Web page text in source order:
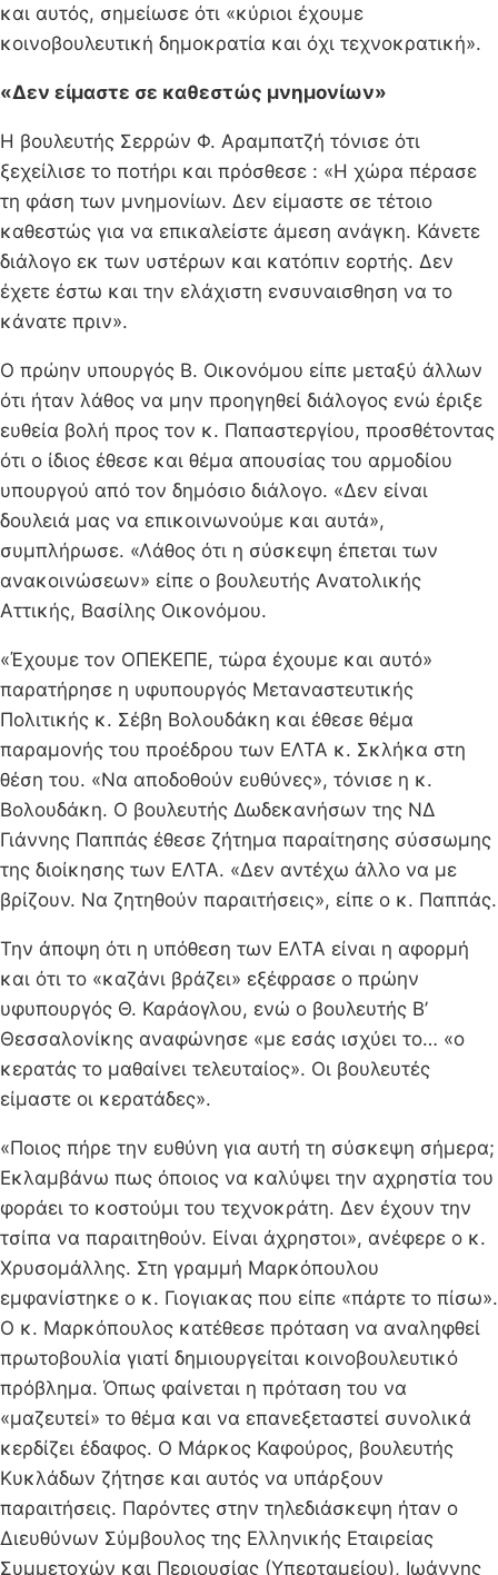
και αυτός, σημείωσε ότι «κύριοι έχουμε
κοινοβουλευτική δημοκρατία και όχι τεχνοκρατική».
«Δεν είμαστε σε καθεστώς μνημονίων»
Η βουλευτής Σερρών Φ. Αραμπατζή τόνισε ότι
ξεχείλισε το ποτήρι και πρόσθεσε : «H χώρα πέρασε
τη φάση των μνημονίων. Δεν είμαστε σε τέτοιο
καθεστώς για να επικαλείστε άμεση ανάγκη. Κάνετε
διάλογο εκ των υστέρων και κατόπιν εορτής. Δεν
έχετε έστω και την ελάχιστη ενσυναισθηση να το
κάνατε πριν».
Ο πρώην υπουργός Β. Οικονόμου είπε μεταξύ άλλων
ότι ήταν λάθος να μην προηγηθεί διάλογος ενώ έριξε
ευθεία βολή προς τον κ. Παπαστεργίου, προσθέτοντας
ότι ο ίδιος έθεσε και θέμα απουσίας του αρμοδίου
υπουργού από τον δημόσιο διάλογο. «Δεν είναι
δουλειά μας να επικοινωνούμε και αυτά»,
συμπλήρωσε. «Λάθος ότι η σύσκεψη έπεται των
ανακοινώσεων» είπε ο βουλευτής Ανατολικής
Αττικής, Βασίλης Οικονόμου.
«Έχουμε τον ΟΠΕΚΕΠΕ, τώρα έχουμε και αυτό»
παρατήρησε η υφυπουργός Μεταναστευτικής
Πολιτικής κ. Σέβη Βολουδάκη και έθεσε θέμα
παραμονής του προέδρου των ΕΛΤΑ κ. Σκλήκα στη
θέση του. «Να αποδοθούν ευθύνες», τόνισε η κ.
Βολουδάκη. O βουλευτής Δωδεκανήσων της ΝΔ
Γιάννης Παππάς έθεσε ζήτημα παραίτησης σύσσωμης
της διοίκησης των ΕΛΤΑ. «Δεν αντέχω άλλο να με
βρίζουν. Να ζητηθούν παραιτήσεις», είπε ο κ. Παππάς.
Την άποψη ότι η υπόθεση των ΕΛΤΑ είναι η αφορμή
και ότι το «καζάνι βράζει» εξέφρασε ο πρώην
υφυπουργός Θ. Καράογλου, ενώ ο βουλευτής Β’
Θεσσαλονίκης αναφώνησε «με εσάς ισχύει το… «ο
κερατάς το μαθαίνει τελευταίος». Οι βουλευτές
είμαστε οι κερατάδες».
«Ποιος πήρε την ευθύνη για αυτή τη σύσκεψη σήμερα;
Εκλαμβάνω πως όποιος να καλύψει την αχρηστία του
φοράει το κοστούμι του τεχνοκράτη. Δεν έχουν την
τσίπα να παραιτηθούν. Είναι άχρηστοι», ανέφερε ο κ.
Χρυσομάλλης. Στη γραμμή Μαρκόπουλου
εμφανίστηκε ο κ. Γιογιακας που είπε «πάρτε το πίσω».
Ο κ. Μαρκόπουλος κατέθεσε πρόταση να αναληφθεί
πρωτοβουλία γιατί δημιουργείται κοινοβουλευτικό
πρόβλημα. Όπως φαίνεται η πρόταση του να
«μαζευτεί» το θέμα και να επανεξεταστεί συνολικά
κερδίζει έδαφος. Ο Μάρκος Καφούρος, βουλευτής
Κυκλάδων ζήτησε και αυτός να υπάρξουν
παραιτήσεις. Παρόντες στην τηλεδιάσκεψη ήταν ο
Διευθύνων Σύμβουλος της Ελληνικής Εταιρείας
Συμμετοχών και Περιουσίας (Υπερταμείου), Ιωάννης